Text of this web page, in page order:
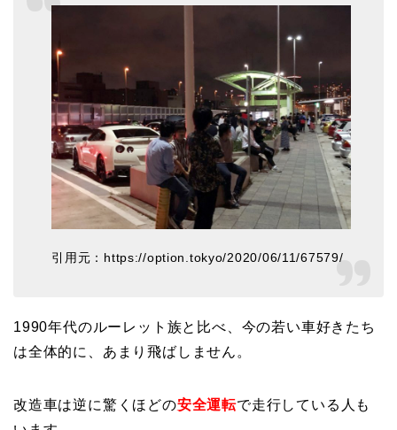
引用元：https://option.tokyo/2020/06/11/67579/
1990年代のルーレット族と比べ、今の若い車好きたち
は全体的に、あまり飛ばしません。
改造車は逆に驚くほどの安全運転で走行している人も